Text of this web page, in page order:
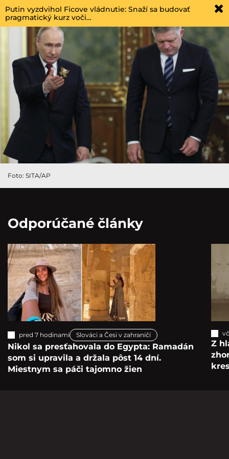
Putin vyzdvihol Ficove vládnutie: Snaží sa budovať
pragmatický kurz voči…
Foto: SITA/AP
Odporúčané články
pred 7 hodinami Slováci a Česi v zahraničí
Nikol sa presťahovala do Egypta: Ramadán
som si upravila a držala pôst 14 dní.
Miestnym sa páči tajomno žien
Z